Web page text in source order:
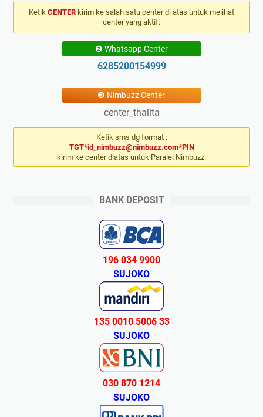
Ketik CENTER kirim ke salah satu center di atas untuk melihat
center yang aktif.
❷ Whatsapp Center
6285200154999
❸ Nimbuzz Center
center_thalita
Ketik sms dg format :
TGT*id_nimbuzz@nimbuzz.com*PIN
kirim ke center diatas untuk Paralel Nimbuzz.
BANK DEPOSIT
196 034 9900
SUJOKO
135 0010 5006 33
SUJOKO
030 870 1214
SUJOKO